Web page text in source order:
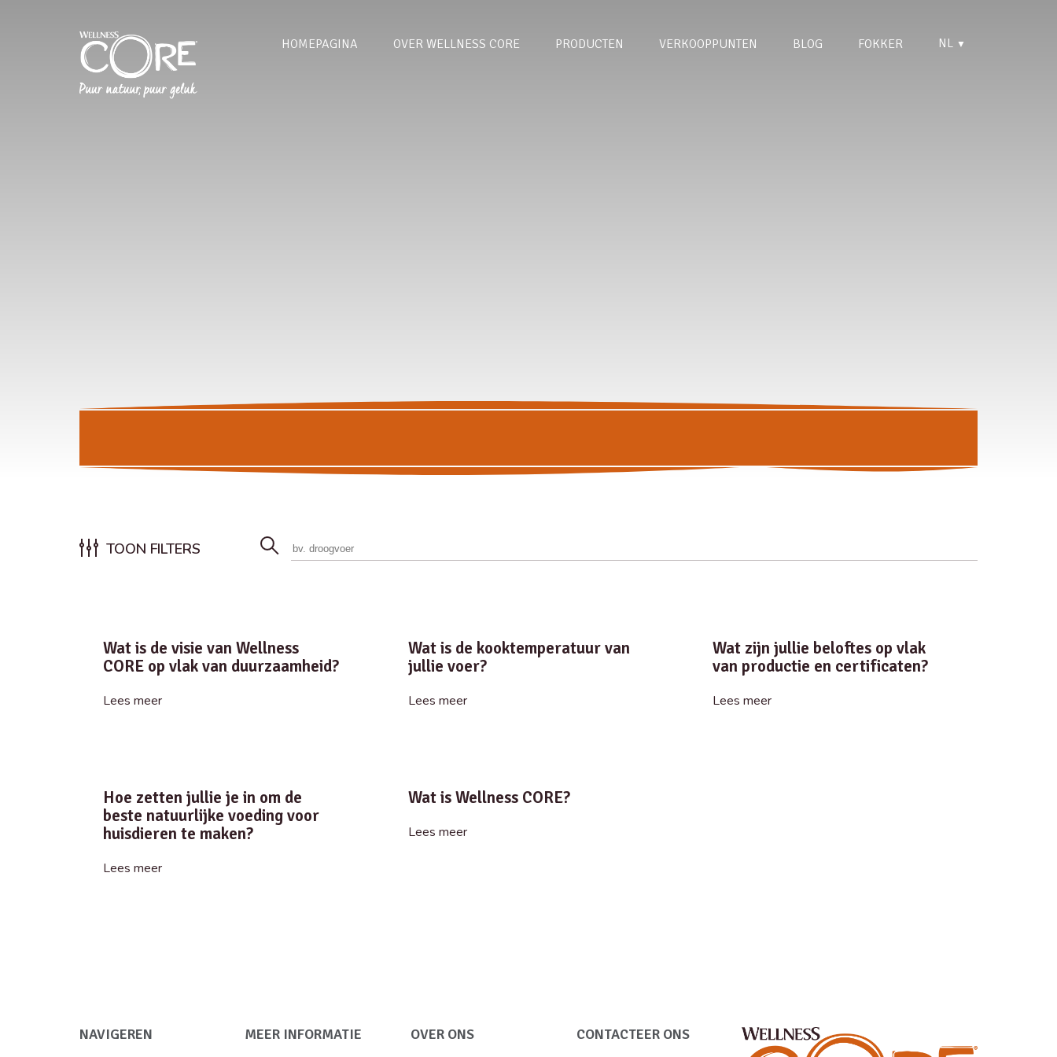
HOMEPAGINA OVER WELLNESS CORE PRODUCTEN VERKOOPPUNTEN BLOG FOKKER NL ▼
TOON FILTERS
Wat is de visie van Wellness
CORE op vlak van duurzaamheid?
Lees meer
Wat is de kooktemperatuur van
jullie voer?
Lees meer
Wat zijn jullie beloftes op vlak
van productie en certificaten?
Lees meer
Hoe zetten jullie je in om de
beste natuurlijke voeding voor
huisdieren te maken?
Lees meer
Wat is Wellness CORE?
Lees meer
NAVIGEREN MEER INFORMATIE OVER ONS CONTACTEER ONS